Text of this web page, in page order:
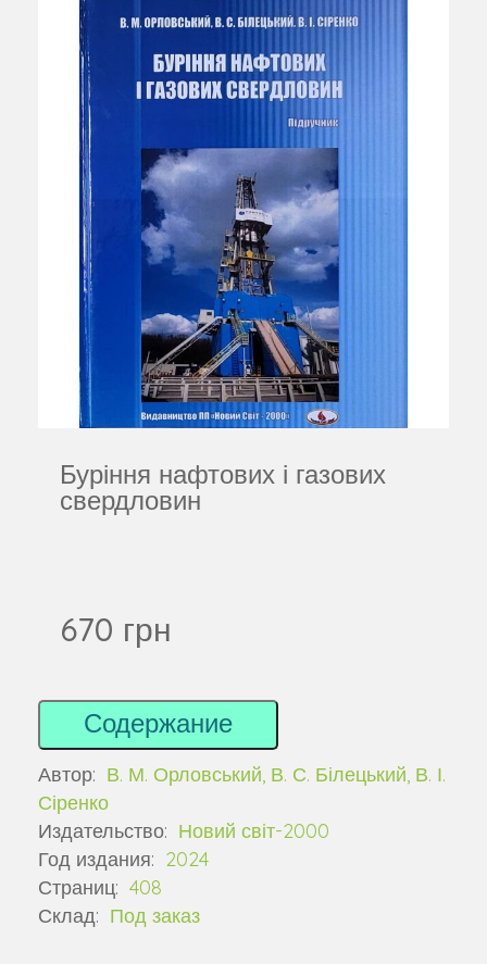
Буріння нафтових і газових
свердловин
670 грн
Содержание
Автор: В. М. Орловський, В. С. Білецький, В. І.
Сіренко
Издательство: Новий світ-2000
Год издания: 2024
Страниц: 408
Склад: Под заказ